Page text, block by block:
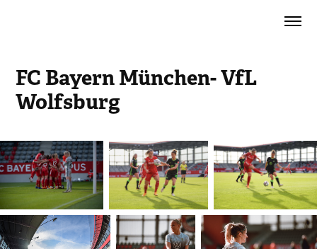
FC Bayern München- VfL
Wolfsburg